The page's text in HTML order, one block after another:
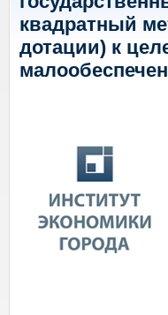
квадратный
дотации) к